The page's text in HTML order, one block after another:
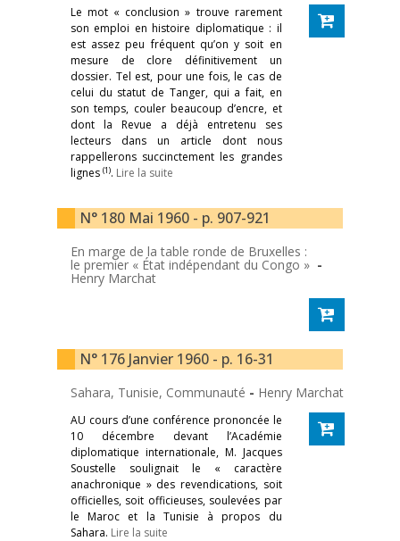
Le mot « conclusion » trouve rarement
son emploi en histoire diplomatique : il
est assez peu fréquent qu’on y soit en
mesure de clore définitivement un
dossier. Tel est, pour une fois, le cas de
celui du statut de Tanger, qui a fait, en
son temps, couler beaucoup d’encre, et
dont la Revue a déjà entretenu ses
lecteurs dans un article dont nous
rappellerons succinctement les grandes
lignes (1). Lire la suite
N° 180 Mai 1960 - p. 907-921
En marge de la table ronde de Bruxelles :
le premier « État indépendant du Congo » -
Henry Marchat
N° 176 Janvier 1960 - p. 16-31
Sahara, Tunisie, Communauté - Henry Marchat
AU cours d’une conférence prononcée le
10 décembre devant l’Académie
diplomatique internationale, M. Jacques
Soustelle soulignait le « caractère
anachronique » des revendications, soit
officielles, soit officieuses, soulevées par
le Maroc et la Tunisie à propos du
Sahara. Lire la suite